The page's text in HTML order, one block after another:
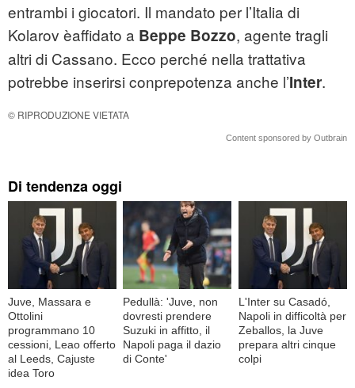
entrambi i giocatori. Il mandato per l’Italia di
Kolarov èaffidato a Beppe Bozzo, agente tragli
altri di Cassano. Ecco perché nella trattativa
potrebbe inserirsi conprepotenza anche l’Inter.
© RIPRODUZIONE VIETATA
Content sponsored by Outbrain
Di tendenza oggi
Juve, Massara e
Ottolini
programmano 10
cessioni, Leao offerto
al Leeds, Cajuste
idea Toro
Pedullà: 'Juve, non
dovresti prendere
Suzuki in affitto, il
Napoli paga il dazio
di Conte'
L'Inter su Casadó,
Napoli in difficoltà per
Zeballos, la Juve
prepara altri cinque
colpi